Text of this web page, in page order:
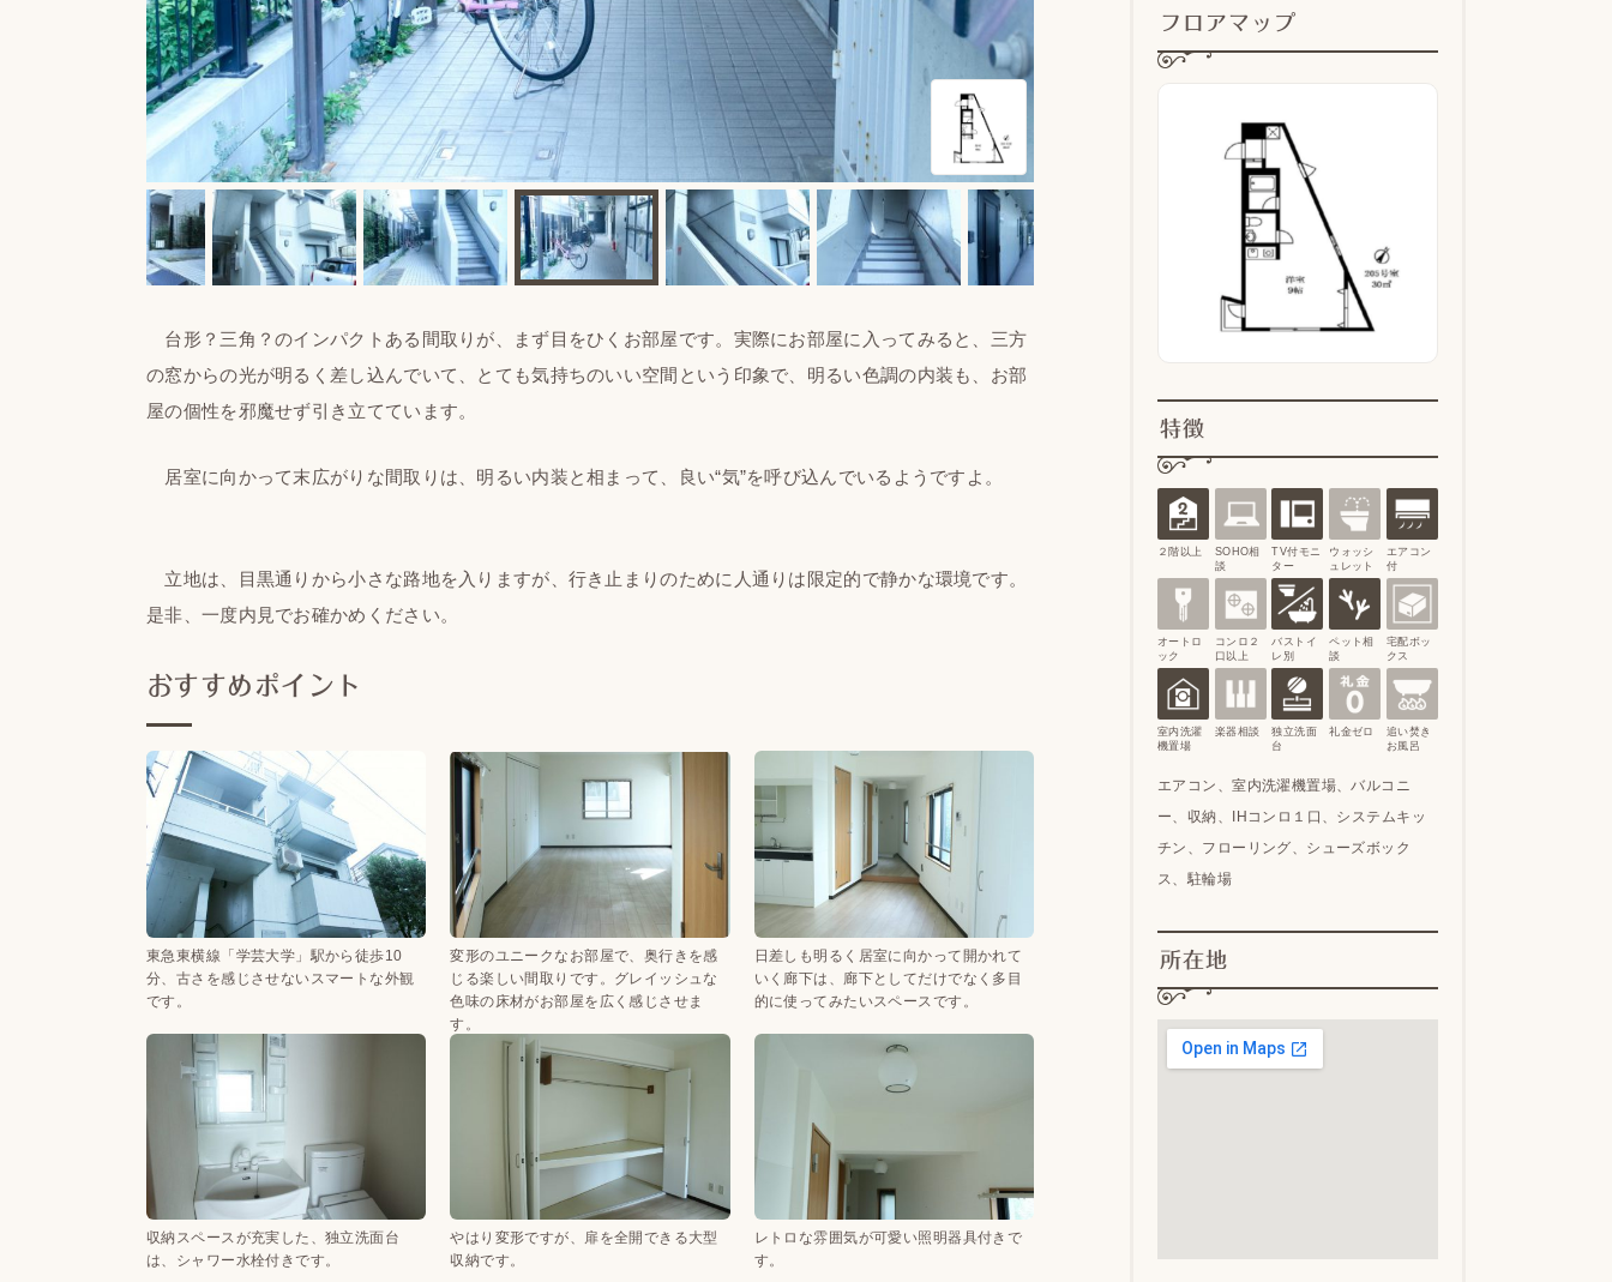
台形？三角？のインパクトある間取りが、まず目をひくお部屋です。実際にお部屋に入ってみると、三方
の窓からの光が明るく差し込んでいて、とても気持ちのいい空間という印象で、明るい色調の内装も、お部
屋の個性を邪魔せず引き立てています。
居室に向かって末広がりな間取りは、明るい内装と相まって、良い“気”を呼び込んでいるようですよ。
立地は、目黒通りから小さな路地を入りますが、行き止まりのために人通りは限定的で静かな環境です。
是非、一度内見でお確かめください。
おすすめポイント
東急東横線「学芸大学」駅から徒歩10
分、古さを感じさせないスマートな外観
です。
変形のユニークなお部屋で、奥行きを感
じる楽しい間取りです。グレイッシュな
色味の床材がお部屋を広く感じさせま
す。
日差しも明るく居室に向かって開かれて
いく廊下は、廊下としてだけでなく多目
的に使ってみたいスペースです。
収納スペースが充実した、独立洗面台
は、シャワー水栓付きです。
やはり変形ですが、扉を全開できる大型
収納です。
レトロな雰囲気が可愛い照明器具付きで
す。
フロアマップ
特徴
２階以上
SOHO相
談
TV付モニ
ター
ウォッシ
ュレット
エアコン
付
オートロ
ック
コンロ２
口以上
バストイ
レ別
ペット相
談
宅配ボッ
クス
室内洗濯
機置場
楽器相談
独立洗面
台
礼金ゼロ
追い焚き
お風呂
エアコン、室内洗濯機置場、バルコニ
ー、収納、IHコンロ１口、システムキッ
チン、フローリング、シューズボック
ス、駐輪場
所在地